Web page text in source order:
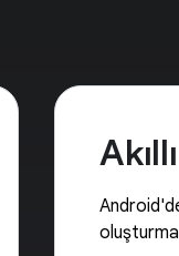
Akıllı
oluşturma